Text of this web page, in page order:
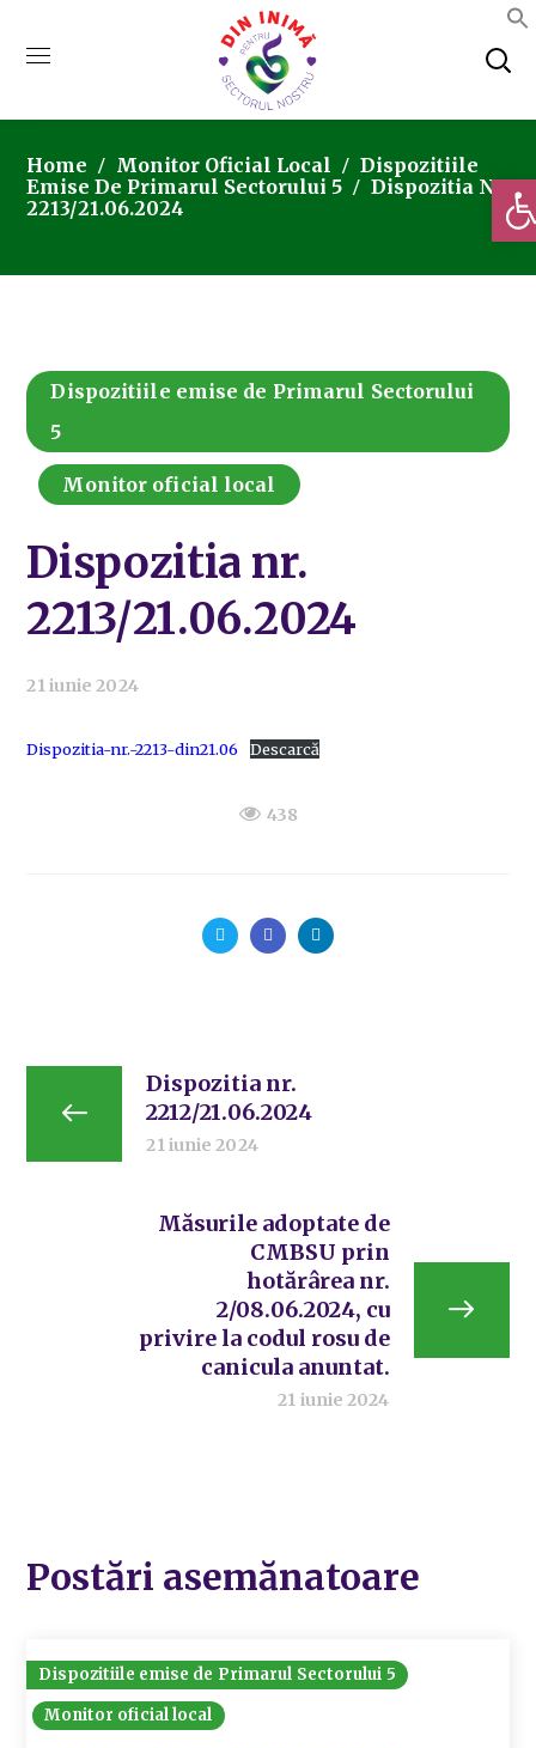
Home Monitor Oficial Local
Dispozitiile
Emise De Primarul Sectorului 5
Dispozitia Nr.
2213/21.06.2024
Dispozitiile emise de Primarul Sectorului
5
Monitor oficial local
Dispozitia nr.
2213/21.06.2024
21 iunie 2024
Dispozitia-nr.-2213-din21.06 Descarcă
438
Dispozitia nr.
2212/21.06.2024
21 iunie 2024
Măsurile adoptate de
CMBSU prin
hotărârea nr.
2/08.06.2024, cu
privire la codul rosu de
canicula anuntat.
21 iunie 2024
Postări asemănatoare
Dispozitiile emise de Primarul Sectorului 5
Monitor oficial local